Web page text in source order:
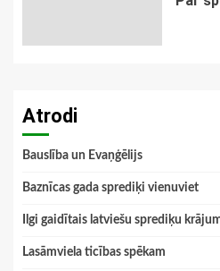
Atrodi
Bauslība un Evaņģēlijs
Baznīcas gada sprediķi vienuviet
Ilgi gaidītais latviešu sprediķu
Lasāmviela ticības spēkam